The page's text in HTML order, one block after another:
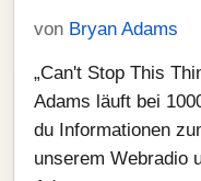
von Bryan Adams
„Can't Stop This
Adams läuft bei
du Informationen
unserem Webradio